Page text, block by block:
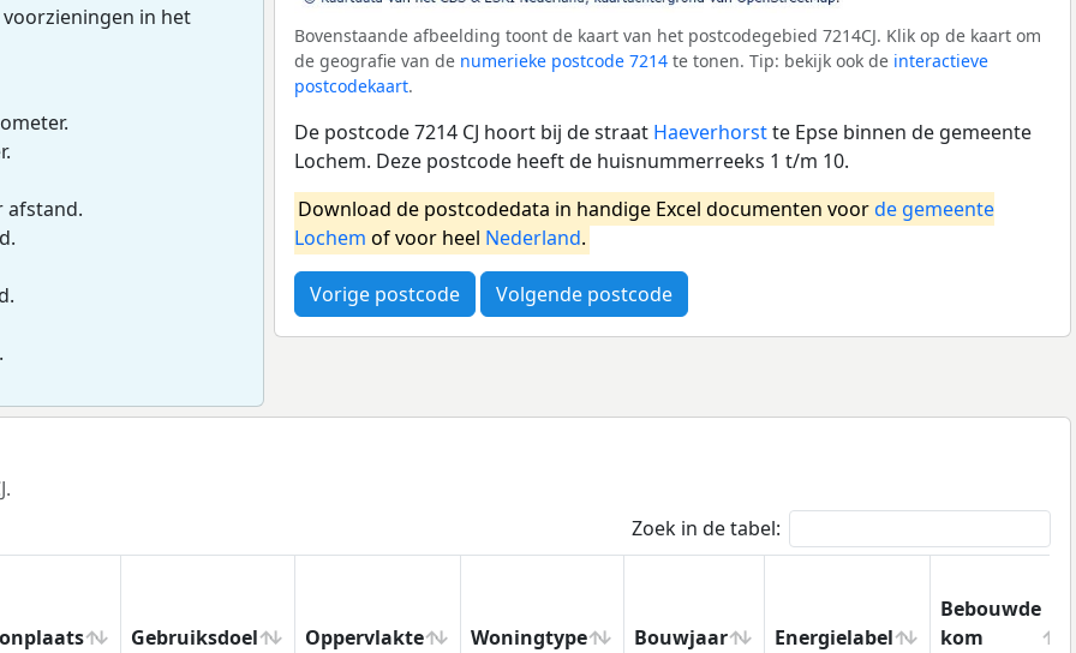
in het
afstand.
Bovenstaande afbeelding toont de kaart van het postcodegebied 7214CJ. Klik op de kaart om
de geografie van de numerieke postcode 7214 te tonen. Tip: bekijk ook de interactieve
postcodekaart.
De postcode 7214 CJ hoort bij de straat Haeverhorstte Epse binnen de gemeente
Lochem. Deze postcode heeft de huisnummerreeks 1 t/m 10.
Download de postcodedata in handige Excel documenten voorde gemeente
Lochem of voor heel Nederland.
Vorige postcode Volgende postcode
Zoek in de tabel:
Gebruiksdoel Oppervlakte Woningtype Bouwjaar Energielabel
Bebouwde
kom